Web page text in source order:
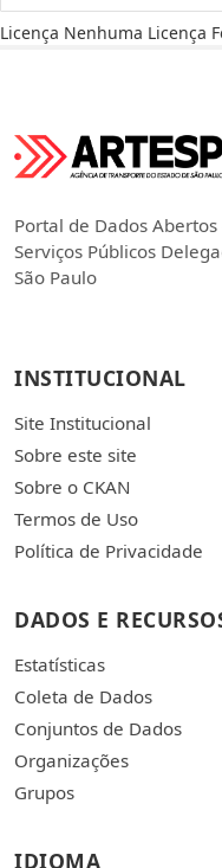
Licença Nenhuma Licença
Portal de Dados
Serviços Públicos
São Paulo
INSTITUCIONAL
Site Institucional
Sobre este site
Sobre o CKAN
Termos de Uso
Política de Privacidade
DADOS E
Estatísticas
Coleta de Dados
Conjuntos de Dados
Organizações
Grupos
IDIOMA